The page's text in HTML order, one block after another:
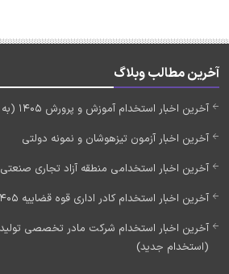
آخرین مطالب وبلاگ
آخرین اخبار استخدام آموزش و پرورش 1405 (به زودی)
آخرین اخبار آزمون تیزهوشان و نمونه دولتی
آخرین اخبار استخدامی منطقه آزاد تجاری صنعتی 1405
آخرین اخبار استخدام کادر اداری قوه قضاییه 1405 (به زودی)
(استخدام جدید)